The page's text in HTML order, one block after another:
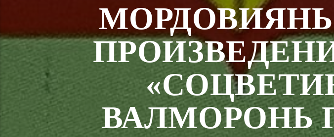
ВАЛМОРОНЬ